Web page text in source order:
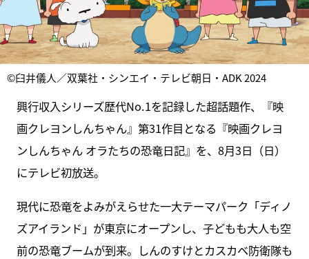
©臼井儀人／双葉社・シンエイ・テレビ朝日・ADK 2024
興行収入シリーズ歴代No.1を記録した超話題作、『映
画クレヨンしんちゃん』第31作目となる『映画クレヨ
ンしんちゃん オラたちの恐竜日記』を、8月3日（日）
にテレビ初放送。
現代に恐竜をよみがえらせた一大テーマパーク「ディノ
ズアイランド」が東京にオープンし、子どもも大人も空
前の恐竜ブームが到来。しんのすけとカスカベ防衛隊も